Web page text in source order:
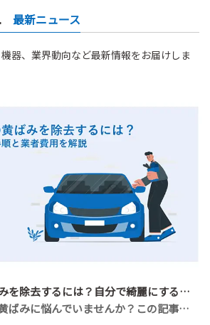
最新ニュース
器、業界動向など最新情報をお届けしま
ヘッドライトの黄ばみを除去するには？自分で綺麗にする手順と業者費用を解説
車のヘッドライトの黄ばみに悩んでいませんか？この記事では、黄ばみが発生する原因から、市販品を使った自力での除去手順、業者に依頼した際の費用相場まで詳しく解説します。読了後は、自分に合った最適な方法でクリアなヘッドライトを取り戻すことができます。